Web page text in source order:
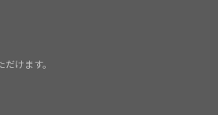
けます。